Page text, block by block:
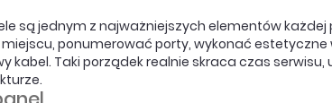
są jednym z najważniejszych elementów
ponumerować porty, wykonać
kabel. Taki porządek realnie skraca czas